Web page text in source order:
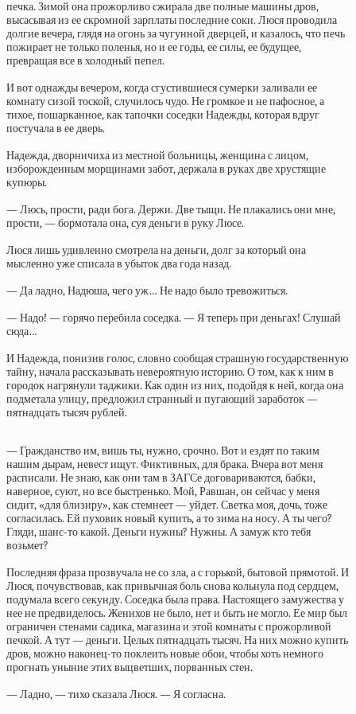
печка. Зимой она прожорливо сжирала две полные машины дров,
высасывая из ее скромной зарплаты последние соки. Люся проводила
долгие вечера, глядя на огонь за чугунной дверцей, и казалось, что печь
пожирает не только поленья, но и ее годы, ее силы, ее будущее,
превращая все в холодный пепел.
И вот однажды вечером, когда сгустившиеся сумерки заливали ее
комнату сизой тоской, случилось чудо. Не громкое и не пафосное, а
тихое, пошарканное, как тапочки соседки Надежды, которая вдруг
постучала в ее дверь.
Надежда, дворничиха из местной больницы, женщина с лицом,
изборожденным морщинами забот, держала в руках две хрустящие
купюры.
— Люсь, прости, ради бога. Держи. Две тыщи. Не плакались они мне,
прости, — бормотала она, суя деньги в руку Люсе.
Люся лишь удивленно смотрела на деньги, долг за который она
мысленно уже списала в убыток два года назад.
— Да ладно, Надюша, чего уж… Не надо было тревожиться.
— Надо! — горячо перебила соседка. — Я теперь при деньгах! Слушай
сюда…
И Надежда, понизив голос, словно сообщая страшную государственную
тайну, начала рассказывать невероятную историю. О том, как к ним в
городок нагрянули таджики. Как один из них, подойдя к ней, когда она
подметала улицу, предложил странный и пугающий заработок —
пятнадцать тысяч рублей.
— Гражданство им, вишь ты, нужно, срочно. Вот и ездят по таким
нашим дырам, невест ищут. Фиктивных, для брака. Вчера вот меня
расписали. Не знаю, как они там в ЗАГСе договариваются, бабки,
наверное, суют, но все быстренько. Мой, Равшан, он сейчас у меня
сидит, «для близиру», как стемнеет — уйдет. Светка моя, дочь, тоже
согласилась. Ей пуховик новый купить, а то зима на носу. А ты чего?
Гляди, шанс-то какой. Деньги нужны? Нужны. А замуж кто тебя
возьмет?
Последняя фраза прозвучала не со зла, а с горькой, бытовой прямотой. И
Люся, почувствовав, как привычная боль снова кольнула под сердцем,
подумала всего секунду. Соседка была права. Настоящего замужества у
нее не предвиделось. Женихов не было, нет и быть не могло. Ее мир был
ограничен стенами садика, магазина и этой комнаты с прожорливой
печкой. А тут — деньги. Целых пятнадцать тысяч. На них можно купить
дров, можно наконец-то поклеить новые обои, чтобы хоть немного
прогнать уныние этих выцветших, порванных стен.
— Ладно, — тихо сказала Люся. — Я согласна.